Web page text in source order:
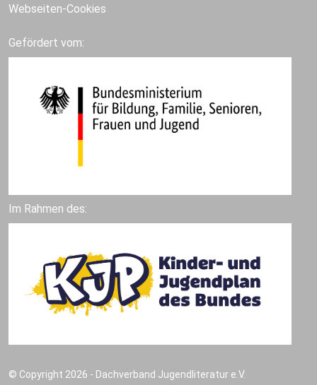
Webseiten-Cookies
Gefördert vom:
Im Rahmen des:
© Copyright 2026 - Dachverband Jugendliteratur e.V.